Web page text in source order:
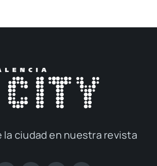
la ciu­dad en nues­tra revis­ta